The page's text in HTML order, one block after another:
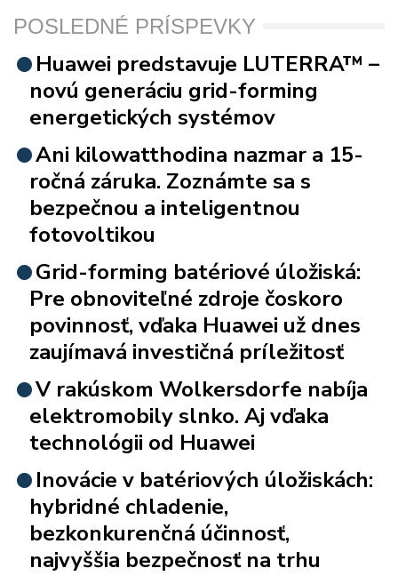
POSLEDNÉ PRÍSPEVKY
Huawei predstavuje LUTERRA™ –
novú generáciu grid-forming
energetických systémov
Ani kilowatthodina nazmar a 15-
ročná záruka. Zoznámte sa s
bezpečnou a inteligentnou
fotovoltikou
Grid-forming batériové úložiská:
Pre obnoviteľné zdroje čoskoro
povinnosť, vďaka Huawei už dnes
zaujímavá investičná príležitosť
V rakúskom Wolkersdorfe nabíja
elektromobily slnko. Aj vďaka
technológii od Huawei
Inovácie v batériových úložiskách:
hybridné chladenie,
bezkonkurenčná účinnosť,
najvyššia bezpečnosť na trhu